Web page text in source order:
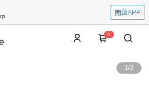
開啟APP
0
1/2